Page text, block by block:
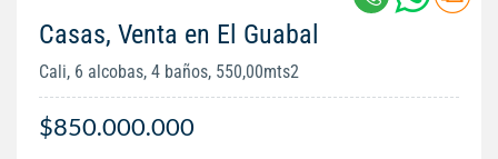
Casas, Venta en El Guabal
Cali, 6 alcobas, 4 baños, 550,00mts2
$850.000.000